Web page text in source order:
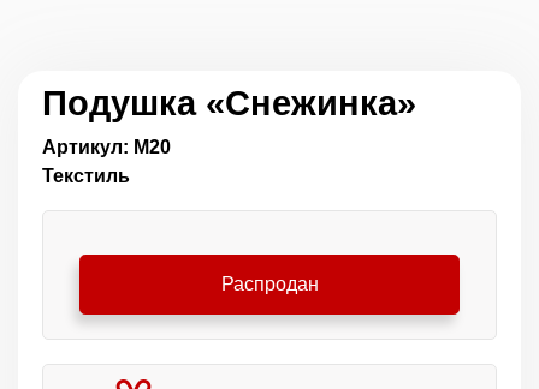
Подушка «Снежинка»
Артикул: М20
Текстиль
Распродан